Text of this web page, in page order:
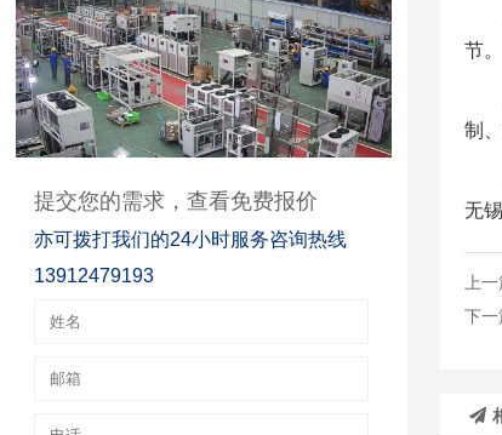
节。
制
无
上
下一
提交您的需求，查看免费报价
亦可拨打我们的24小时服务咨询热线
13912479193